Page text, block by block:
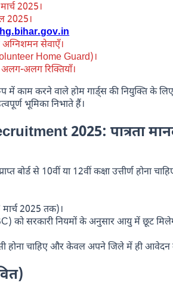
2025।
2025।
अग्निशमन सेवाएँ।
Home Guard)।
अलग रिक्तियाँ।
काम करने वाले होम गार्ड्स की नियुक्ति के
भूमिका निभाते हैं।
2025: पात्रता
बोर्ड से 10वीं या 12वीं कक्षा उत्तीर्ण होना
2025 तक)।
को सरकारी नियमों के अनुसार आयु में छूट
होना चाहिए और केवल अपने जिले में ही